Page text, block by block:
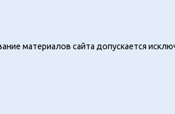
материалов сайта допускается